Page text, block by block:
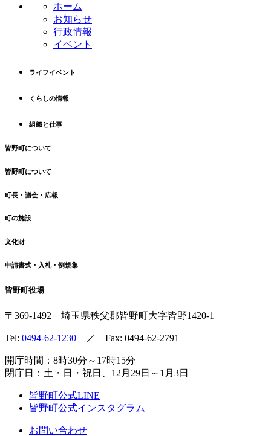
ホーム
お知らせ
行政情報
イベント
ライフイベント
くらしの情報
組織と仕事
皆野町について
皆野町について
町長・議会・広報
町の施設
文化財
申請書式・入札・例規集
皆野町役場
〒369-1492 埼玉県秩父郡皆野町大字皆野1420-1
Tel: 0494-62-1230 ／ Fax: 0494-62-2791
開庁時間：8時30分～17時15分
閉庁日：土・日・祝日、12月29日～1月3日
皆野町公式LINE
皆野町公式インスタグラム
お問い合わせ